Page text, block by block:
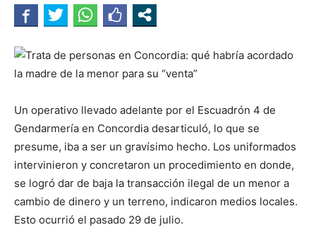
Un operativo llevado adelante por el Escuadrón 4 de
Gendarmería en Concordia desarticuló, lo que se
presume, iba a ser un gravísimo hecho. Los uniformados
intervinieron y concretaron un procedimiento en donde,
se logró dar de baja la transacción ilegal de un menor a
cambio de dinero y un terreno, indicaron medios locales.
Esto ocurrió el pasado 29 de julio.